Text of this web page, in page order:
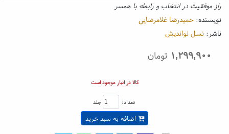
راز موفقیت در انتخاب و رابطه با همسر
نویسنده: حمیدرضا غلامرضایی
ناشر: نسل نواندیش
۱,۲۹۹,۹۰۰ تومان
کالا در انبار موجود است
تعداد: جلد
اضافه به سبد خرید